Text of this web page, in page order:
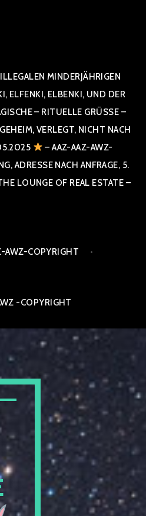
MINDERJÄHRIGEN
ELFENKI, ELBENKI, UND DER
– RITUELLE GRÜSSE – GR
VERLEGT, NICHT NACH SPA
– AAZ-AAZ-AWZ-
NACH ANFRAGE, 5. E
OF REAL ESTATE – CO
AWZ-COPYRIGHT
-COPYRIGHT